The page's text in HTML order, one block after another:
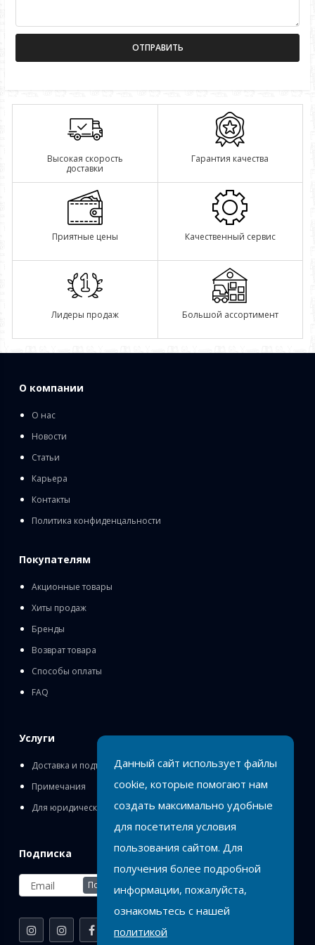
Высокая скорость
доставки
Гарантия качества
Приятные цены Качественный сервис
Лидеры продаж Большой ассортимент
О компании
О нас
Новости
Статьи
Карьера
Контакты
Политика конфиденцальности
Покупателям
Акционные товары
Хиты продаж
Бренды
Возврат товара
Способы оплаты
FAQ
Услуги
Доставка и подъём
Примечания
Для юридических лиц
Подписка
Подписаться
Данный сайт использует файлы
cookie, которые помогают нам
создать максимально удобные
для посетителя условия
пользования сайтом. Для
получения более подробной
информации, пожалуйста,
ознакомьтесь с нашей
политикой